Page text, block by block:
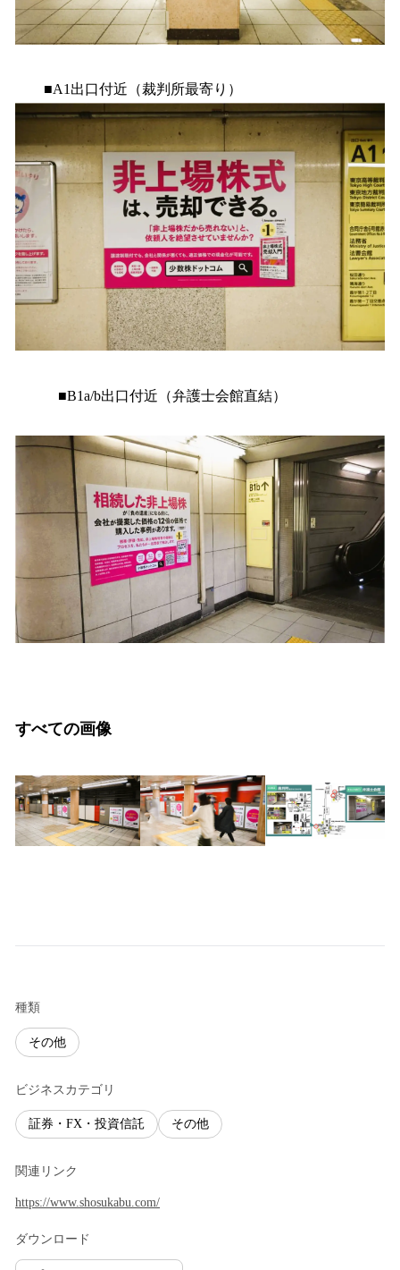
■A1出口付近（裁判所最寄り）
■B1a/b出口付近（弁護士会館直結）
すべての画像
種類
その他
ビジネスカテゴリ
証券・FX・投資信託 その他
関連リンク
https://www.shosukabu.com/
ダウンロード